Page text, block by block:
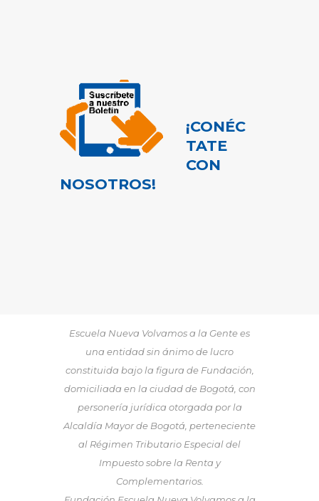
¡CONÉC
TATE
CON
NOSOTROS!
Escuela Nueva Volvamos a la Gente es
una entidad sin ánimo de lucro
constituida bajo la figura de Fundación,
domiciliada en la ciudad de Bogotá, con
personería jurídica otorgada por la
Alcaldía Mayor de Bogotá, perteneciente
al Régimen Tributario Especial del
Impuesto sobre la Renta y
Complementarios.